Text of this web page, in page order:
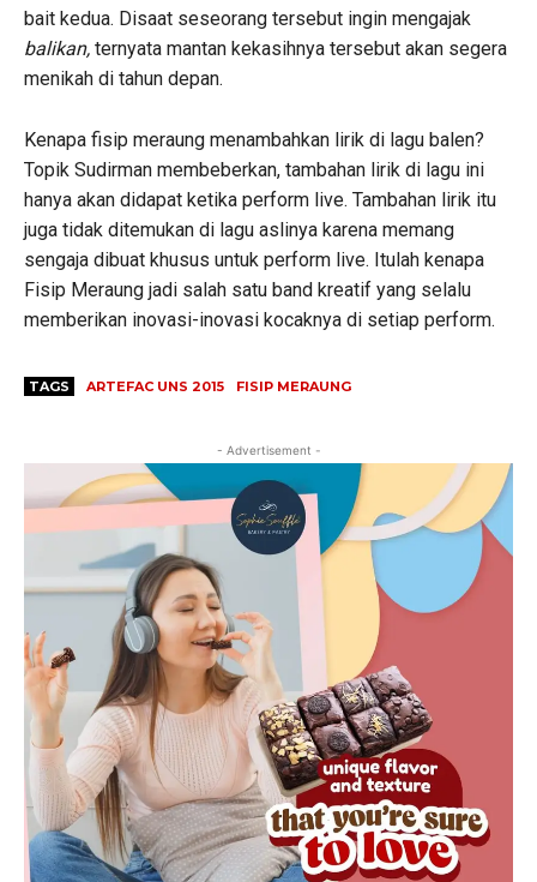
bait kedua. Disaat seseorang tersebut ingin mengajak
balikan, ternyata mantan kekasihnya tersebut akan segera
menikah di tahun depan.
Kenapa fisip meraung menambahkan lirik di lagu balen?
Topik Sudirman membeberkan, tambahan lirik di lagu ini
hanya akan didapat ketika perform live. Tambahan lirik itu
juga tidak ditemukan di lagu aslinya karena memang
sengaja dibuat khusus untuk perform live. Itulah kenapa
Fisip Meraung jadi salah satu band kreatif yang selalu
memberikan inovasi-inovasi kocaknya di setiap perform.
TAGS ARTEFAC UNS 2015 FISIP MERAUNG
- Advertisement -